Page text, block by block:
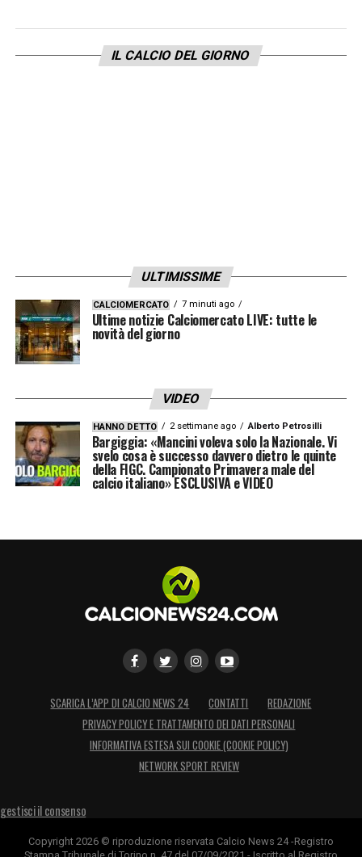
uscite mettono a rischio il secondo posto e
naturalmente rilanciano le solite menate sul
modifica giudizi, clima, progetti, sposta
montagne di pregiudizi.
Le spiegazioni non servono. Chi le
una personalissima per dimostrare
l’aleatorietà di certe valutazioni ad minchiam
figlie di vittorie o sconfitte. Mi soffermo
sull’attacco, sul valore del centrocampo di
accusati di eccessivo individualismo»
LEGGI ALTRE NOTIZIE SU JUVENTUS
IL CALCIO DEL GIORNO
ULTIMISSIME
CALCIOMERCATO 7 minuti ago
Ultime notizie Calciomercato LIVE: tutte le
novità del giorno
VIDEO
HANNO DETTO 2 settimane ago Alberto Petrosilli
Bargiggia: «Mancini voleva solo la Nazionale. Vi
svelo cosa è successo davvero dietro le quinte
della FIGC. Campionato Primavera male del
calcio italiano» ESCLUSIVA e VIDEO
SCARICA L’APP DI CALCIO NEWS 24 CONTATTI
REDAZIONE
PRIVACY POLICY E TRATTAMENTO DEI DATI PERSONALI
INFORMATIVA ESTESA SUI COOKIE (COOKIE POLICY)
NETWORK SPORT REVIEW
gestisci il consenso
Copyright 2026 © riproduzione riservata Calcio News 24 -Registro